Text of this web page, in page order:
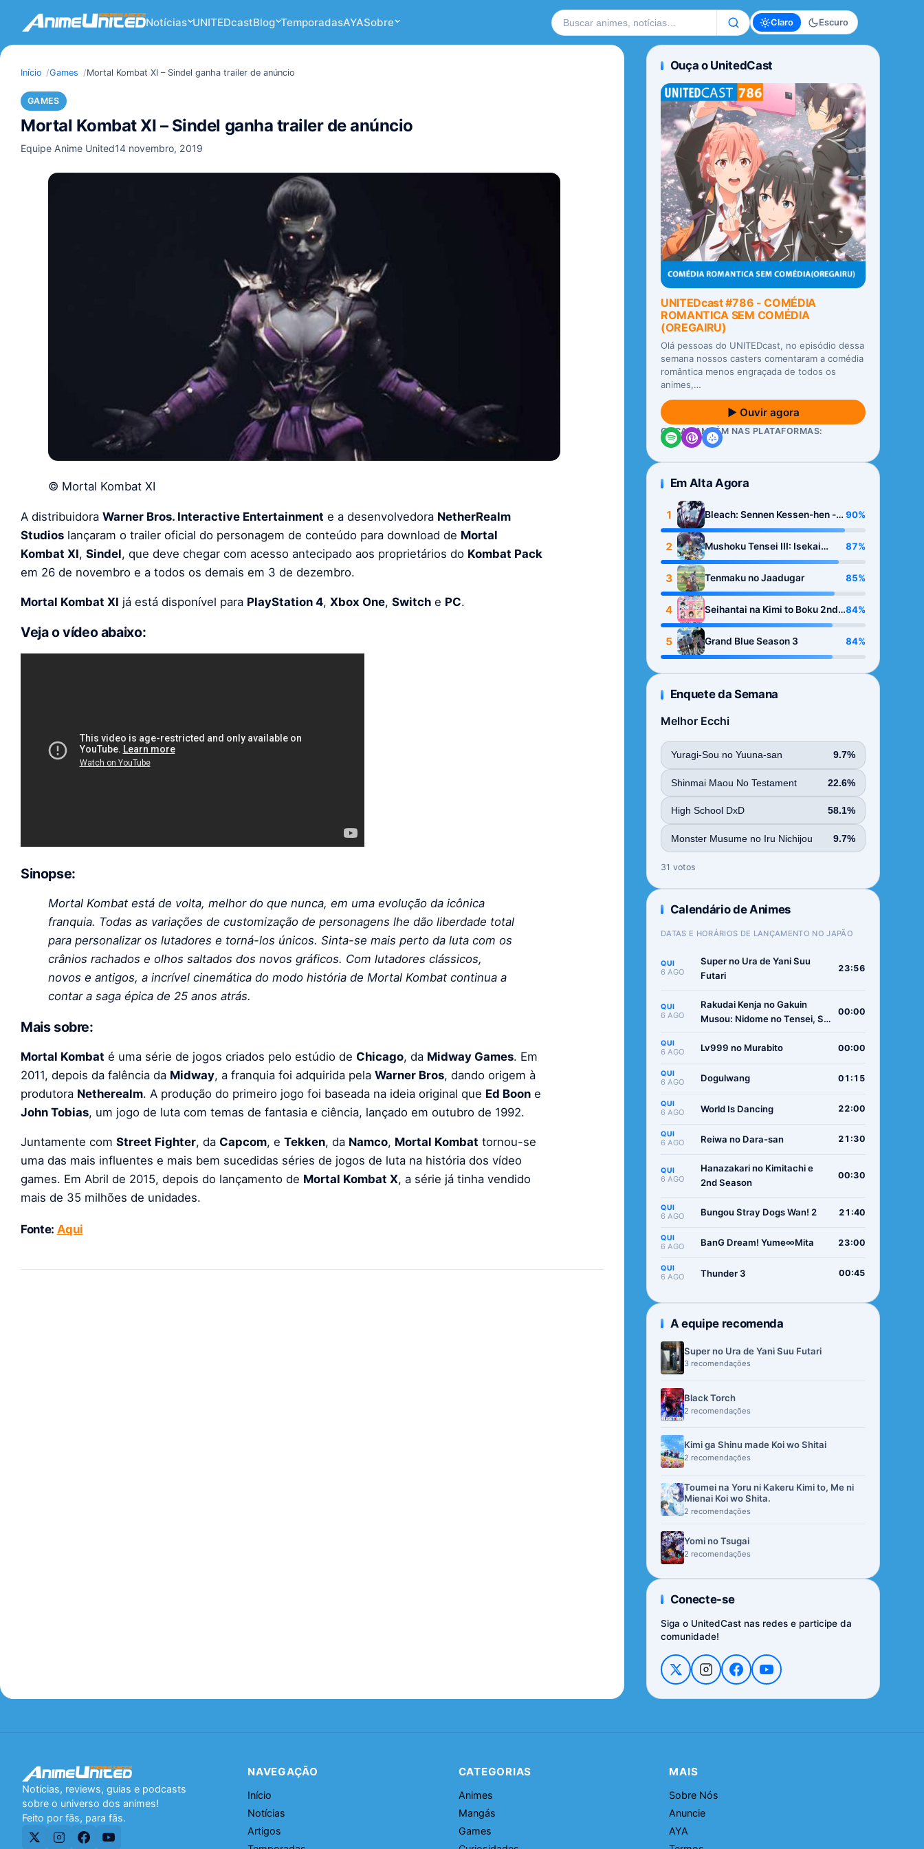
Notícias UNITEDcastBlog TemporadasAYASobre Buscar no site Claro Escuro
Início Games Mortal Kombat XI – Sindel ganha trailer de anúncio
GAMES
Mortal Kombat XI – Sindel ganha trailer de anúncio
Equipe Anime United14 novembro, 2019
© Mortal Kombat XI
A distribuidora Warner Bros. Interactive Entertainment e a desenvolvedora NetherRealm
Studios lançaram o trailer oficial do personagem de conteúdo para download de Mortal
Kombat XI, Sindel, que deve chegar com acesso antecipado aos proprietários do Kombat Pack
em 26 de novembro e a todos os demais em 3 de dezembro.
Mortal Kombat XI já está disponível para PlayStation 4, Xbox One, Switch e PC.
Veja o vídeo abaixo:
Sinopse:
Mortal Kombat está de volta, melhor do que nunca, em uma evolução da icônica
franquia. Todas as variações de customização de personagens lhe dão liberdade total
para personalizar os lutadores e torná-los únicos. Sinta-se mais perto da luta com os
crânios rachados e olhos saltados dos novos gráficos. Com lutadores clássicos,
novos e antigos, a incrível cinemática do modo história de Mortal Kombat continua a
contar a saga épica de 25 anos atrás.
Mais sobre:
Mortal Kombat é uma série de jogos criados pelo estúdio de Chicago, da Midway Games. Em
2011, depois da falência da Midway, a franquia foi adquirida pela Warner Bros, dando origem à
produtora Netherealm. A produção do primeiro jogo foi baseada na ideia original que Ed Boon e
John Tobias, um jogo de luta com temas de fantasia e ciência, lançado em outubro de 1992.
Juntamente com Street Fighter, da Capcom, e Tekken, da Namco, Mortal Kombat tornou-se
uma das mais influentes e mais bem sucedidas séries de jogos de luta na história dos vídeo
games. Em Abril de 2015, depois do lançamento de Mortal Kombat X, a série já tinha vendido
mais de 35 milhões de unidades.
Fonte: Aqui
Ouça o UnitedCast
UNITEDcast #786 - COMÉDIA
ROMANTICA SEM COMÉDIA
(OREGAIRU)
Olá pessoas do UNITEDcast, no episódio dessa
semana nossos casters comentaram a comédia
romântica menos engraçada de todos os
animes,…
▶ Ouvir agora
OUÇA TAMBÉM NAS PLATAFORMAS:
Em Alta Agora
1
Bleach: Sennen Kessen-hen -
Kashin-tan
90%
2
Mushoku Tensei III: Isekai
Ittara Honki Dasu
87%
3 Tenmaku no Jaadugar 85%
4
Seihantai na Kimi to Boku 2nd
Season
84%
5 Grand Blue Season 3 84%
Enquete da Semana
Melhor Ecchi
Yuragi-Sou no Yuuna-san 9.7%
Shinmai Maou No Testament 22.6%
High School DxD 58.1%
Monster Musume no Iru Nichijou 9.7%
31 votos
Calendário de Animes
DATAS E HORÁRIOS DE LANÇAMENTO NO JAPÃO
QUI
6 AGO
Super no Ura de Yani Suu
Futari
23:56
QUI
6 AGO
Rakudai Kenja no Gakuin
Musou: Nidome no Tensei, S-
Boukenroku
00:00
QUI
6 AGO Lv999 no Murabito 00:00
QUI
6 AGO Dogulwang 01:15
QUI
6 AGO World Is Dancing 22:00
QUI
6 AGO Reiwa no Dara-san 21:30
QUI
6 AGO
Hanazakari no Kimitachi e
2nd Season
00:30
QUI
6 AGO Bungou Stray Dogs Wan! 2 21:40
QUI
6 AGO BanG Dream! Yume∞Mita 23:00
QUI
6 AGO Thunder 3 00:45
A equipe recomenda
Super no Ura de Yani Suu Futari
3 recomendações
Black Torch
2 recomendações
Kimi ga Shinu made Koi wo Shitai
2 recomendações
Toumei na Yoru ni Kakeru Kimi to, Me ni
Mienai Koi wo Shita.
2 recomendações
Yomi no Tsugai
2 recomendações
Conecte-se
Siga o UnitedCast nas redes e participe da
comunidade!
Notícias, reviews, guias e podcasts
sobre o universo dos animes!
Feito por fãs, para fãs.
NAVEGAÇÃO
Início
Notícias
Artigos
CATEGORIAS
Animes
Mangás
Games
MAIS
Sobre Nós
Anuncie
AYA